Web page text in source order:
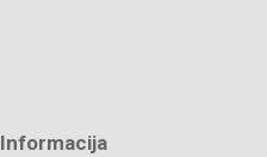
Informacija